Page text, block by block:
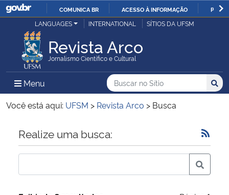
IR
O
COMUNICA BR ACESSO À INFORMAÇÃO
Ministério da Justiça e Segurança Pública
Ministério da Defesa
Ministério das Relações Exteriores
Ministério da Economia
Ministério da Infraestrutura
LANGUAGES INTERNATIONAL SÍTIOS DA UFSM
Revista Arco
Jornalismo Científico e Cultural
Menu Menu Principal do Sítio
Busca
Buscar no no Sítio
Busca:
Você está aqui: UFSM > Revista Arco > Busca
Início do conteúdo
Realize uma busca: